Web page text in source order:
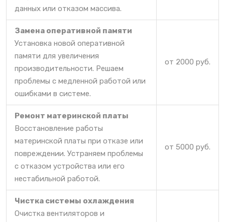
данных или отказом массива.
Замена оперативной памяти
Установка новой оперативной
памяти для увеличения
производительности. Решаем
проблемы с медленной работой или
ошибками в системе.
от 2000 руб.
Ремонт материнской платы
Восстановление работы
материнской платы при отказе или
повреждении. Устраняем проблемы
с отказом устройства или его
нестабильной работой.
от 5000 руб.
Чистка системы охлаждения
Очистка вентиляторов и